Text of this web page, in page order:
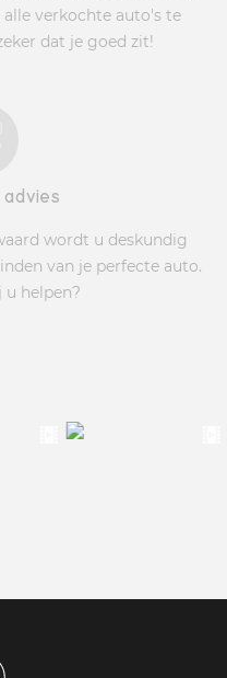
verkochte auto's te
dat je goed zit!
wordt u deskundig
van je perfecte auto.
u helpen?